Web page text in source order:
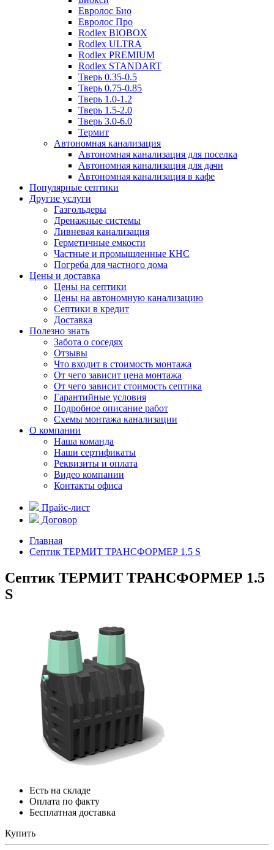
Евролос Био
Евролос Про
Rodlex BIOBOX
Rodlex ULTRA
Rodlex PREMIUM
Rodlex STANDART
Тверь 0.35-0.5
Тверь 0.75-0.85
Тверь 1.0-1.2
Тверь 1.5-2.0
Тверь 3.0-6.0
Термит
Автономная канализация
Автономная канализация для поселка
Автономная канализация для дачи
Автономная канализация в кафе
Популярные септики
Другие услуги
Газгольдеры
Дренажные системы
Ливневая канализация
Герметичные емкости
Частные и промышленные КНС
Погреба для частного дома
Цены и доставка
Цены на септики
Цены на автономную канализацию
Септики в кредит
Доставка
Полезно знать
Забота о соседях
Отзывы
Что входит в стоимость монтажа
От чего зависит цена монтажа
От чего зависит стоимость септика
Гарантийные условия
Подробное описание работ
Схемы монтажа канализации
О компании
Наша команда
Наши сертификаты
Реквизиты и оплата
Видео компании
Контакты офиса
Прайс-лист
Договор
Главная
Септик ТЕРМИТ ТРАНСФОРМЕР 1.5 S
Септик ТЕРМИТ ТРАНСФОРМЕР 1.5
S
Есть на складе
Оплата по факту
Бесплатная доставка
Купить